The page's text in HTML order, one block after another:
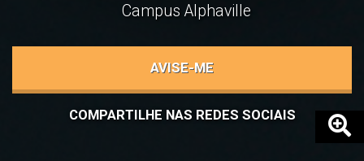
Campus Alphaville
AVISE-ME
COMPARTILHE NAS REDES SOCIAIS